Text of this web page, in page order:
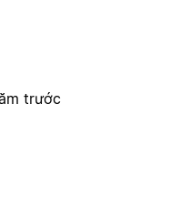
trước